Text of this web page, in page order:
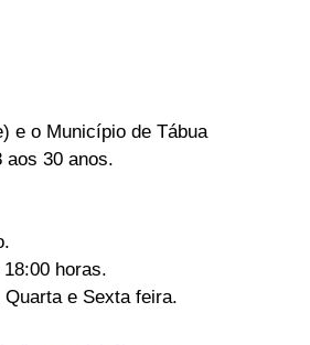
e o Município de Tábua
aos 30 anos.
horas.
e Sexta feira.